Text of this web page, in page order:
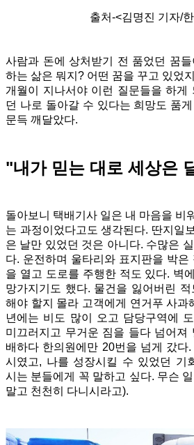
출처-<김명진 기자/
사람과 돈에 상처받기 전 품었던 꿈
하는 삶은 뭐지? 어떤 꿈을 꾸고 있었
개월이 지나서야 이런 질문들을 하게
던 나로 돌아갈 수 있다는 희망도 품
문득 깨달았다.
"내가 믿는 대로 세상은
돌아보니 택배기사 일은 내 마음을 비
는 과정이었다고도 생각된다. 딴지일
은 날만 있었던 것은 아니다. 수많은
다. 운전하며 울타리와 표지판을 박은
을 열고 도로를 주행한 적도 있다. 벽
망가지기도 했다. 물건을 잃어버린 적
해야 할지 몰라 고객에게 연거푸 사과
년에는 비도 많이 오고 담당구역에
미끄러지고 무거운 짐을 들다 넘어져
배하다 한의원에만 20번을 넘게 갔다
시였고, 나를 성장시킬 수 있었던 기
시는 분들에게 꼭 말하고 싶다. 무슨
말고 천천히 다니시라고).